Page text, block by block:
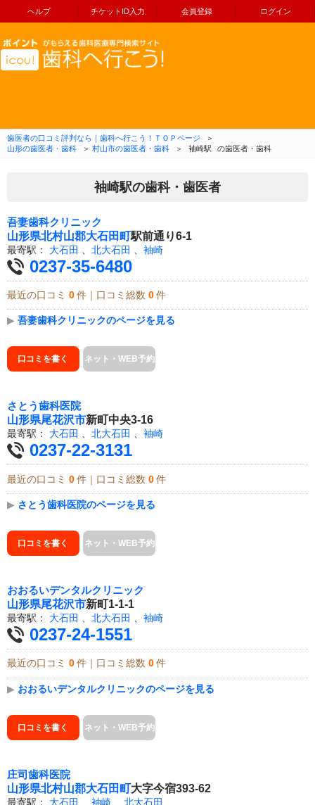
ヘルプ チケットID入力 会員登録 ログイン
コンテンツへ移動
歯医者の口コミ評判なら｜歯科へ行こう！ＴＯＰページ
＞
山形の歯医者・歯科
＞ 村山市の歯医者・歯科 ＞ 袖崎駅 の歯医者・歯科
袖崎駅の歯科・歯医者
吾妻歯科クリニック
山形県北村山郡大石田町駅前通り6-1
最寄駅： 大石田 北大石田 袖崎
0237-35-6480
最近の口コミ 0 件｜口コミ総数 0 件
▶ 吾妻歯科クリニックのページを見る
口コミを書く ネット・WEB予約
さとう歯科医院
山形県尾花沢市新町中央3-16
最寄駅： 大石田 、 北大石田 、 袖崎
0237-22-3131
最近の口コミ 0 件｜口コミ総数 0 件
▶ さとう歯科医院のページを見る
口コミを書く ネット・WEB予約
おおるいデンタルクリニック
山形県尾花沢市新町1-1-1
最寄駅： 大石田 北大石田 袖崎
0237-24-1551
最近の口コミ 0 件｜口コミ総数 0 件
▶ おおるいデンタルクリニックのページを見る
口コミを書く ネット・WEB予約
庄司歯科医院
山形県北村山郡大石田町大字今宿393-62
最寄駅： 大石田 袖崎 北大石田